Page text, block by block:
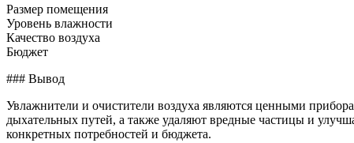
Размер помещения
Уровень влажности
Качество воздуха
Бюджет
### Вывод
Увлажнители и очистители воздуха являются ценными
дыхательных путей, а также удаляют вредные частицы и
конкретных потребностей и бюджета.